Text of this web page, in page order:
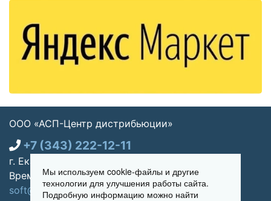
ООО «АСП-Центр дистрибьюции»
+7 (343) 222-12-11
г. Екатеринбург, ул. Щорса 7, офис 270
Время работы: Пн-пт 09:00 - 18:00
soft@asp-partners.ru
Мы используем cookie-файлы и другие
технологии для улучшения работы сайта.
Подробную информацию можно найти